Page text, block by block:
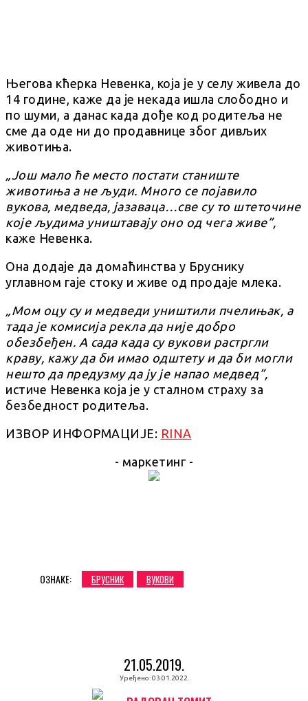
Његова кћерка Невенка, која је у селу живела до
14 године, каже да је некада ишла слободно и
по шуми, а данас када дође код родитеља не
сме да оде ни до продавнице због дивљих
животиња.
„Још мало ће место постати станиште
животиња а не људи. Много се појавило
вукова, медведа, јазаваца…све су то штеточине
које људима уништавају оно од чега живе”,
каже Невенка.
Она додаје да домаћинства у Бруснику
углавном гаје стоку и живе од продаје млека.
„Мом оцу су и медведи уништили пчелињак, а
тада је комисија рекла да није добро
обезбеђен. А сада када су вукови растргли
краву, кажу да би имао одштету и да би могли
нешто да предузму да ју је напао медвед”,
истиче Невенка која је у сталном страху за
безбедност родитеља.
ИЗВОР ИНФОРМАЦИЈЕ: RINA
- маркетинг -
ОЗНАКЕ: БРУСНИК ВУКОВИ
21.05.2019.
Уређено: 03.01.2022.